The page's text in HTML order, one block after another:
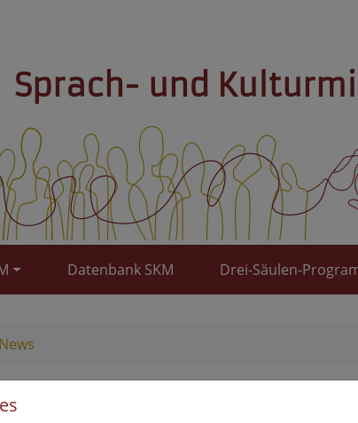
Sprach- und
Datenbank SKM Drei-Säulen-
medizinischer Behandlung